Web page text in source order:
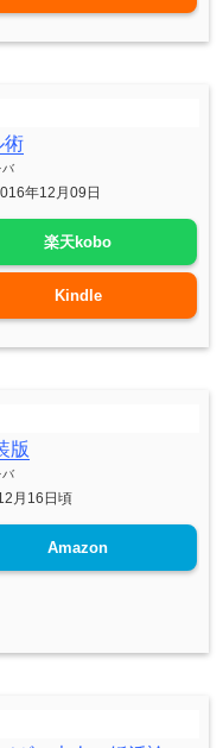
術
バ
年12月09日
楽天kobo
Kindle
版
バ
月16日頃
Amazon